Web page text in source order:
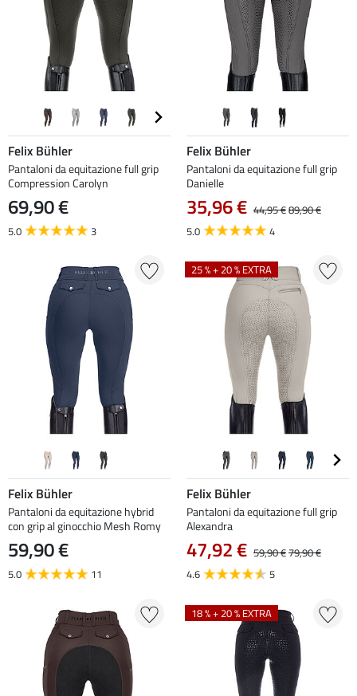
Felix Bühler
Pantaloni da equitazione full grip
Compression Carolyn
69,90 €
5.0 3
Felix Bühler
Pantaloni da equitazione full grip
Danielle
35,96 € 44,95 €89,90 €
5.0
4
Felix Bühler
Pantaloni da equitazione hybrid
con grip al ginocchio Mesh Romy
59,90 €
5.0 11
25 % + 20 % EXTRA
Felix Bühler
Pantaloni da equitazione full grip
Alexandra
47,92 € 59,90 €79,90 €
4.6
5
18 % + 20 % EXTRA